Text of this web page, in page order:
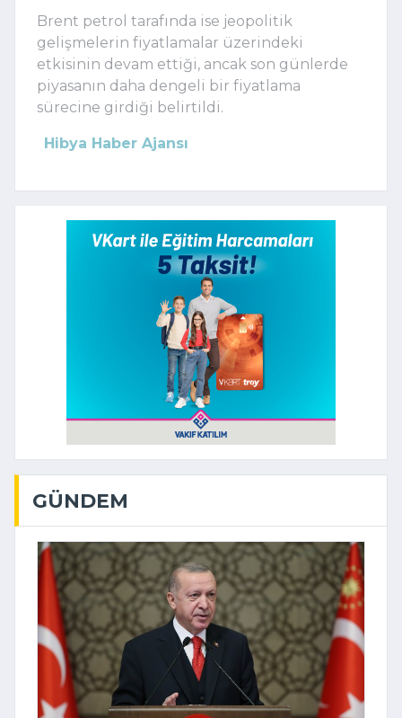
Brent petrol tarafında ise jeopolitik
gelişmelerin fiyatlamalar üzerindeki
etkisinin devam ettiği, ancak son günlerde
piyasanın daha dengeli bir fiyatlama
sürecine girdiği belirtildi.
Hibya Haber Ajansı
GÜNDEM